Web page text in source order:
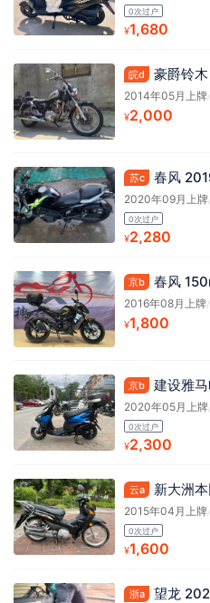
0次过户
¥1,680
皖d 豪爵铃
2014年05月上牌/
¥2,000
苏c 春风
2020年09月上牌
0次过户
¥2,280
京b 春风
2016年08月上牌/
¥1,800
京b 建设雅
2020年05月上牌
0次过户
¥2,300
云a 新大洲
2015年04月上牌/
0次过户
¥1,600
浙a 望龙